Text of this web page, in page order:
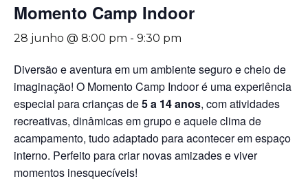
Momento Camp Indoor
28 junho @ 8:00 pm - 9:30 pm
Diversão e aventura em um ambiente seguro e cheio de
imaginação! O Momento Camp Indoor é uma experiência
especial para crianças de5 a 14 anos, com atividades
recreativas, dinâmicas em grupo e aquele clima de
acampamento, tudo adaptado para acontecer em espaço
interno. Perfeito para criar novas amizades e viver
momentos inesquecíveis!